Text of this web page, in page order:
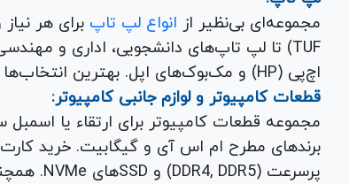
مجموعه‌ای بی‌نظیر از انواع لپ تاپ
اچ‌پی (HP) و مک‌بوک‌های اپل. بهترین انتخاب‌ها را برای خرید لپ تاپ نو با گارانتی معتبر در یاس ارتباط بیابید.
قطعات کامپیوتر و لوازم جانبی کامپیوتر:
مجموعه قطعات کامپیوتر برای ارتقاء یا
پرسرعت (DDR4, DDR5) و SSDهای NVMe. همچنین کلیه